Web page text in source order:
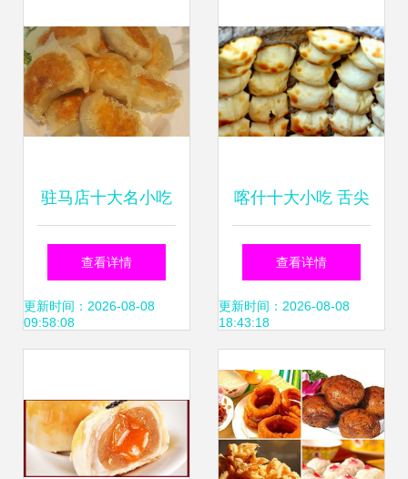
驻马店十大名小吃
之首 粉浆面条，你
来尝过没？
查看详情
更新时间：2026-08-08
09:58:08
喀什十大小吃 舌尖
上的丝路风味
查看详情
更新时间：2026-08-08
18:43:18